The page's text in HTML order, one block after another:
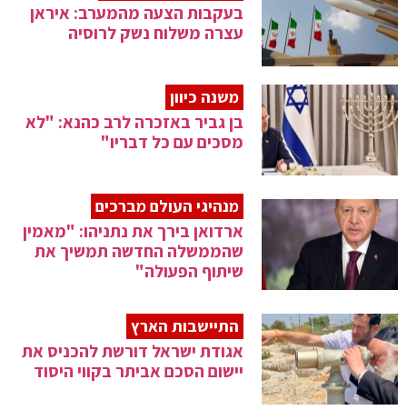
בעקבות הצעה מהמערב: איראן
עצרה משלוח נשק לרוסיה
משנה כיוון
בן גביר באזכרה לרב כהנא: "לא
מסכים עם כל דבריו"
מנהיגי העולם מברכים
ארדואן בירך את נתניהו: "מאמין
שהממשלה החדשה תמשיך את
שיתוף הפעולה"
התיישבות הארץ
אגודת ישראל דורשת להכניס את
יישום הסכם אביתר בקווי היסוד